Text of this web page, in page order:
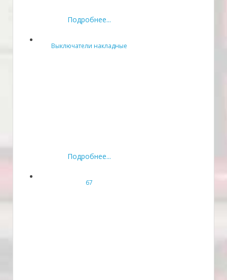
Подробнее...
Выключатели накладные
Подробнее...
67